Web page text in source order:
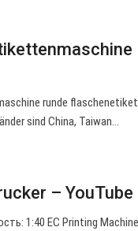
runde
sind China, Taiwan…
– YouTube
1:40 EC Printing